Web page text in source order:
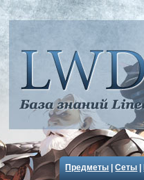
Предметы |Сеты